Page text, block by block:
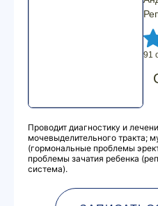
91
Проводит диагностику и
мочевыделительного тракта;
(гормональные проблемы
проблемы зачатия ребенка
система).